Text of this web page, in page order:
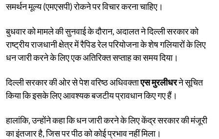
समर्थन मूल्य (एमएसपी) रोकने पर विचार करना चाहिए।
बुधवार को मामले की सुनवाई के दौरान, अदालत ने दिल्ली सरकार को
राष्ट्रीय राजधानी क्षेत्र में रैपिड रेल परियोजना के शेष गलियारों के लिए
धन जारी करने के लिए एक अतिरिक्त सप्ताह का समय दिया।
दिल्ली सरकार की ओर से पेश वरिष्ठ अधिवक्ताएस मुरलीधरने सूचित
किया कि इसके लिए आवश्यक बजटीय प्रावधान किए गए हैं।
हालांकि, उन्होंने कहा कि धन जारी करने के लिए केंद्र सरकार की मंजूरी
का इंतजार है, जिस पर पीठ को कोई प्रभाव नहीं मिला।